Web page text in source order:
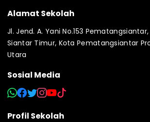
Alamat Sekolah
Jl. Jend. A. Yani No.153
Siantar Timur, Kota Pematangsiantar
Utara
Sosial Media
Profil Sekolah